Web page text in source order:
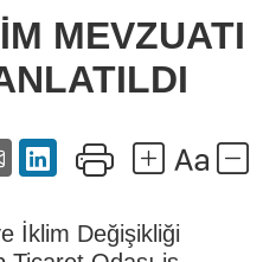
MEVZUATI
İklim Değişikliği